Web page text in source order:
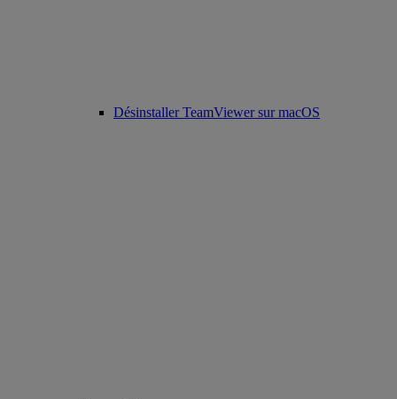
Désinstaller TeamViewer sur macOS